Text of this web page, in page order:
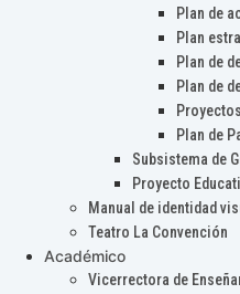
Plan de
Plan
Plan de
Plan de
Plan de
Subsistema de
Proyecto
Manual de identidad
Teatro La Convención
Académico
Vicerrectora de